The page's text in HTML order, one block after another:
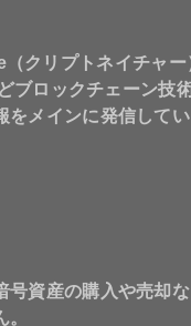
クリプトネイチャー
ブロックチェーン技
をメインに発信してい
号資産の購入や売却